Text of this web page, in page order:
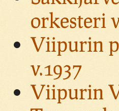
orkesteri
Viipurin
v.1937
Viipurin